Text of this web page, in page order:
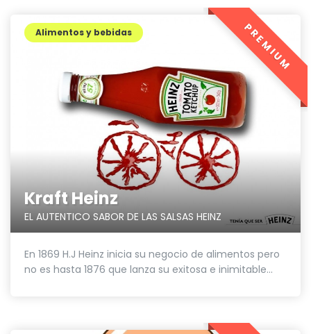
Kraft Heinz
EL AUTENTICO SABOR DE LAS SALSAS HEINZ
Alimentos y bebidas
En 1869 H.J Heinz inicia su negocio de alimentos pero
no es hasta 1876 que lanza su exitosa e inimitable...
PREMIUM